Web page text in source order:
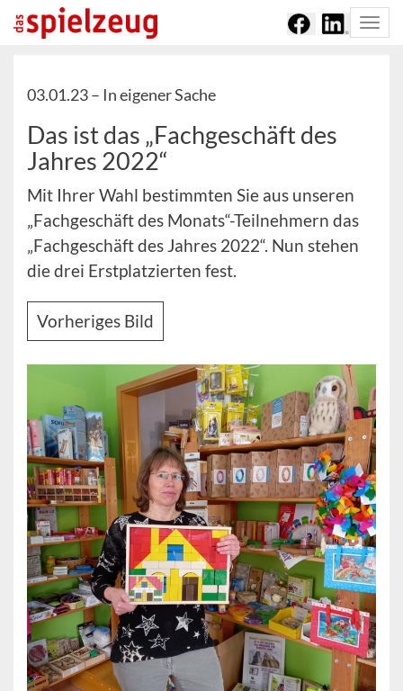
03.01.23 – In eigener Sache
Das ist das „Fachgeschäft des
Jahres 2022“
Mit Ihrer Wahl bestimmten Sie aus unseren
„Fachgeschäft des Monats“-Teilnehmern das
„Fachgeschäft des Jahres 2022“. Nun stehen
die drei Erstplatzierten fest.
Vorheriges Bild